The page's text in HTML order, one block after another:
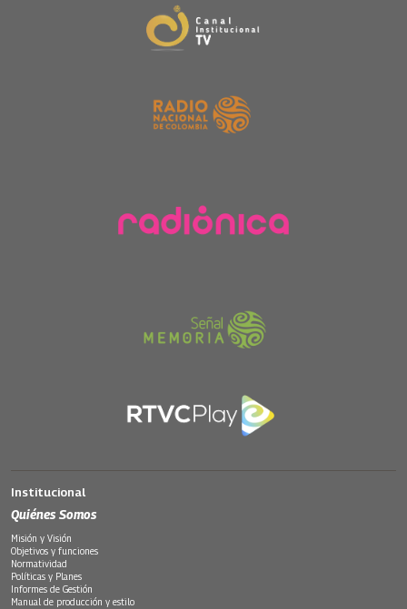
Institucional
Quiénes Somos
Misión y Visión
Objetivos y funciones
Normatividad
Políticas y Planes
Informes de Gestión
Manual de producción y estilo